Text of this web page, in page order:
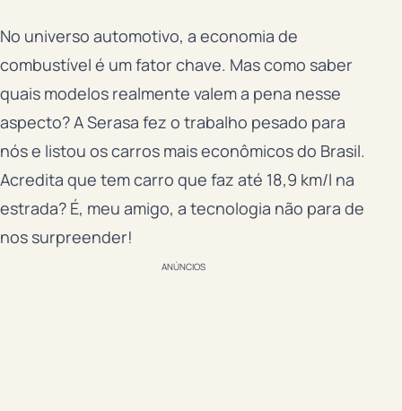
No universo automotivo, a economia de
combustível é um fator chave. Mas como saber
quais modelos realmente valem a pena nesse
aspecto? A Serasa fez o trabalho pesado para
nós e listou os carros mais econômicos do Brasil.
Acredita que tem carro que faz até 18,9 km/l na
estrada? É, meu amigo, a tecnologia não para de
nos surpreender!
ANÚNCIOS